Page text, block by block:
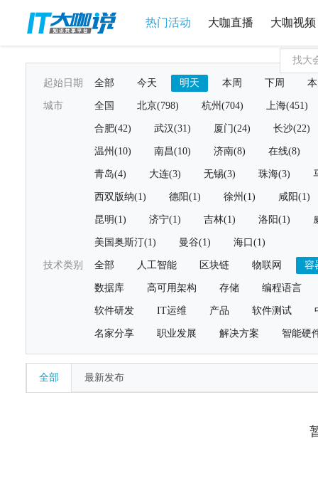
热门活动 大咖直播 大咖视频
起始日期 全部 今天 明天 本周 下周
城市 全国 北京(798) 杭州(704) 上海(451)
合肥(42) 武汉(31) 厦门(24) 长沙(22)
温州(10) 南昌(10) 济南(8) 在线(8)
青岛(4) 大连(3) 无锡(3) 珠海(3)
西双版纳(1) 德阳(1) 徐州(1) 咸阳(1)
昆明(1) 济宁(1) 吉林(1) 洛阳(1)
美国奥斯汀(1) 曼谷(1) 海口(1)
技术类别 全部 人工智能 区块链 物联网 容
数据库 高可用架构 存储 编程语言
软件研发 IT运维 产品 软件测试
名家分享 职业发展 解决方案 智能硬
全部 最新发布